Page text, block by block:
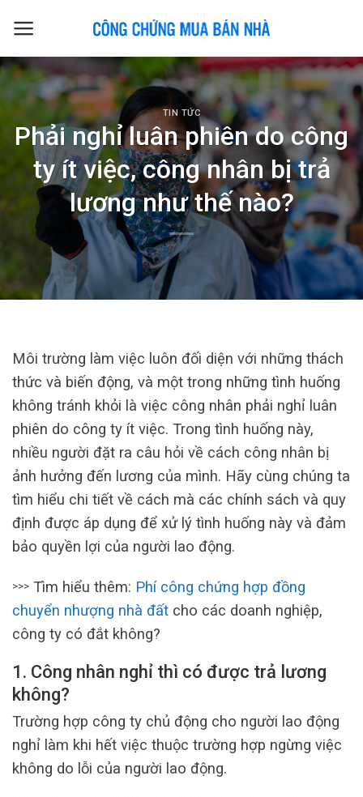
TIN TỨC
Phải nghỉ luân phiên do công
ty ít việc, công nhân bị trả
lương như thế nào?
Môi trường làm việc luôn đối diện với những thách
thức và biến động, và một trong những tình huống
không tránh khỏi là việc công nhân phải nghỉ luân
phiên do công ty ít việc. Trong tình huống này,
nhiều người đặt ra câu hỏi về cách công nhân bị
ảnh hưởng đến lương của mình. Hãy cùng chúng ta
tìm hiểu chi tiết về cách mà các chính sách và quy
định được áp dụng để xử lý tình huống này và đảm
bảo quyền lợi của người lao động.
>>> Tìm hiểu thêm: Phí công chứng hợp đồng
chuyển nhượng nhà đất cho các doanh nghiệp,
công ty có đắt không?
1. Công nhân nghỉ thì có được trả lương
không?
Trường hợp công ty chủ động cho người lao động
nghỉ làm khi hết việc thuộc trường hợp ngừng việc
không do lỗi của người lao động.